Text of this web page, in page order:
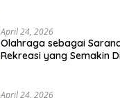
April 24, 2026
Olahraga sebagai
Rekreasi yang Semakin
April 24, 2026